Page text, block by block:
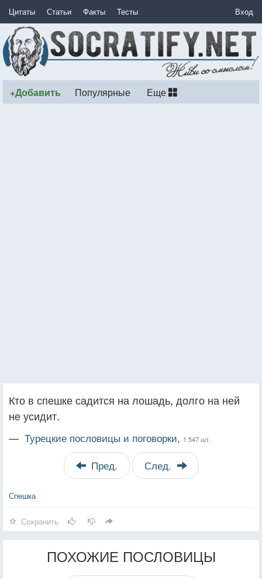
Цитаты Статьи Факты Тесты Вход
+Добавить Популярные Еще
Кто в спешке садится на лошадь, долго на ней
не усидит.
— Турецкие пословицы и поговорки, 1 547 шт.
Пред. След.
Спешка
Сохранить
ПОХОЖИЕ ПОСЛОВИЦЫ